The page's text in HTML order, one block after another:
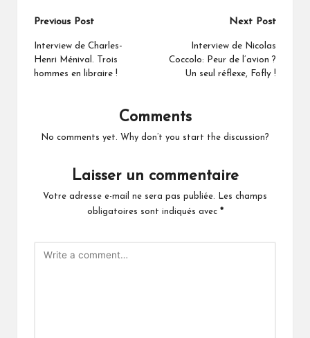
Post
navigation
Previous Post
Interview de Charles-
Henri Ménival. Trois
hommes en libraire !
Next Post
Interview de Nicolas
Coccolo: Peur de l’avion ?
Un seul réflexe, Fofly !
Comments
No comments yet. Why don’t you start the discussion?
Laisser un commentaire
Votre adresse e-mail ne sera pas publiée.
Les champs
obligatoires sont indiqués avec *